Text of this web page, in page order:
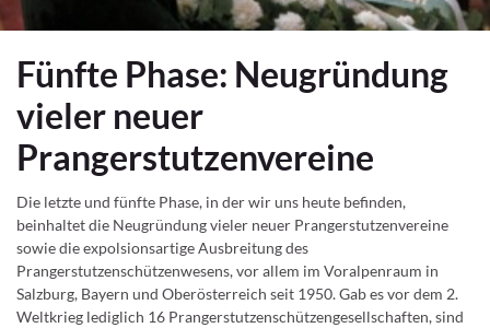
Fünfte Phase: Neugründung
vieler neuer
Prangerstutzenvereine
Die letzte und fünfte Phase, in der wir uns heute befinden,
beinhaltet die Neugründung vieler neuer Prangerstutzenvereine
sowie die expolsionsartige Ausbreitung des
Prangerstutzenschützenwesens, vor allem im Voralpenraum in
Salzburg, Bayern und Oberösterreich seit 1950. Gab es vor dem 2.
Weltkrieg lediglich 16 Prangerstutzenschützengesellschaften, sind